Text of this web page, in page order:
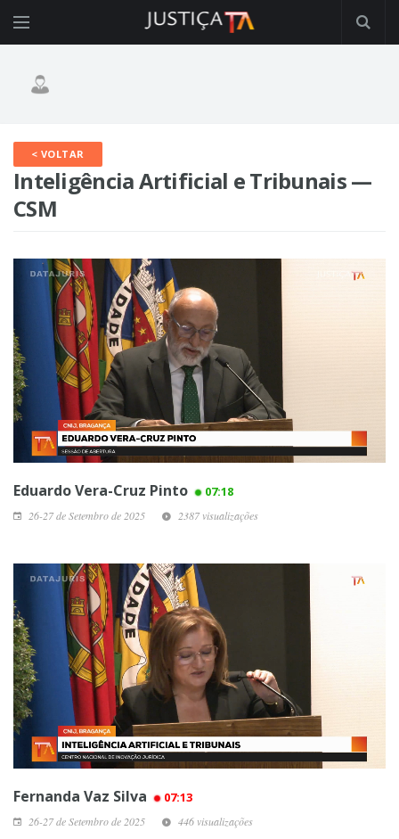
< VOLTAR
Inteligência Artificial e Tribunais —
CSM
Eduardo Vera-Cruz Pinto 07:18
26-27 de Setembro de 2025 2387 visualizações
Fernanda Vaz Silva 07:13
26-27 de Setembro de 2025 446 visualizações